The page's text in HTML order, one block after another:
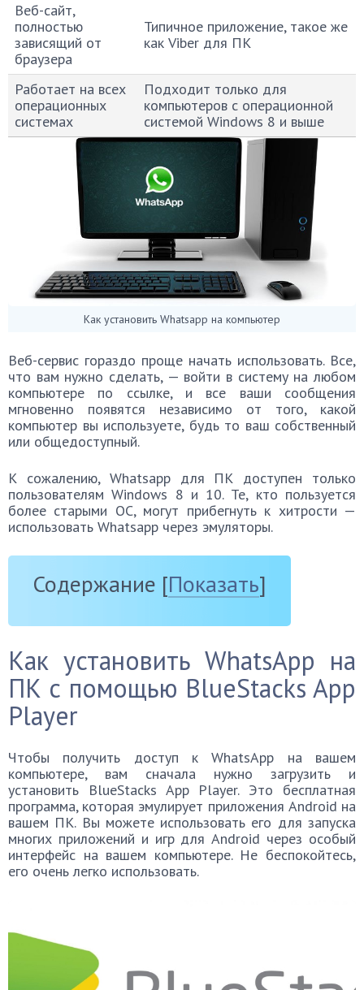
Веб-сайт,
полностью
зависящий от
браузера
Типичное приложение, такое же
как Viber для ПК
Работает на всех
операционных
системах
Подходит только для
компьютеров с операционной
системой Windows 8 и выше
Как установить Whatsapp на компьютер
Веб-сервис гораздо проще начать использовать. Все,
что вам нужно сделать, — войти в систему на любом
компьютере по ссылке, и все ваши сообщения
мгновенно появятся независимо от того, какой
компьютер вы используете, будь то ваш собственный
или общедоступный.
К сожалению, Whatsapp для ПК доступен только
пользователям Windows 8 и 10. Те, кто пользуется
более старыми ОС, могут прибегнуть к хитрости —
использовать Whatsapp через эмуляторы.
Содержание [Показать]
Как установить WhatsApp на
ПК с помощью BlueStacks App
Player
Чтобы получить доступ к WhatsApp на вашем
компьютере, вам сначала нужно загрузить и
установить BlueStacks App Player. Это бесплатная
программа, которая эмулирует приложения Android на
вашем ПК. Вы можете использовать его для запуска
многих приложений и игр для Android через особый
интерфейс на вашем компьютере. Не беспокойтесь,
его очень легко использовать.